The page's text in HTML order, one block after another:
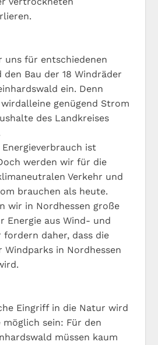
uns für entschiedenen
Bau der 18 Windräder
ein. Denn
genügend Strom
des Landkreises
ist
werden wir für die
Verkehr und
brauchen als heute.
wir in Nordhessen große
Energie aus Wind- und
fordern daher, dass die
Windparks in Nordhessen
Eingriff in die Natur wird
möglich sein: Für den
müssen kaum